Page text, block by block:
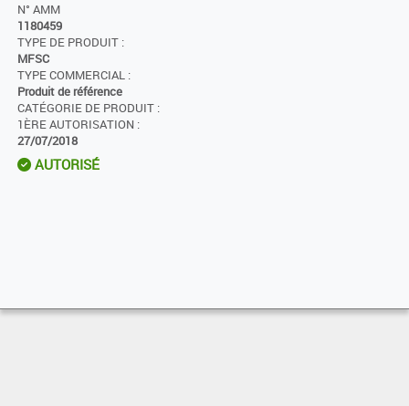
N° AMM
1180459
TYPE DE PRODUIT :
MFSC
TYPE COMMERCIAL :
Produit de référence
CATÉGORIE DE PRODUIT :
1ÈRE AUTORISATION :
27/07/2018
AUTORISÉ